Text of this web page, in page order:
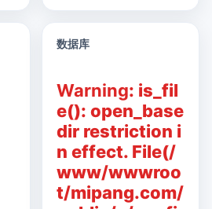
数据库
Warning: is_fil
e(): open_base
dir restriction i
n effect. File(/
www/wwwroo
t/mipang.com/